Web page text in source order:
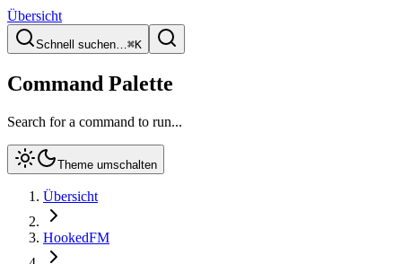
Übersicht
Schnell suchen…⌘K
Command Palette
Search for a command to run...
Theme umschalten
Übersicht
HookedFM